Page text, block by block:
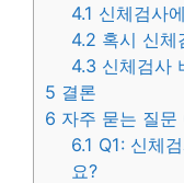
4.1 신체검사
4.2 혹시 신체
4.3 신체검사
5 결론
6 자주 묻는 질문
6.1 Q1: 신체
요?